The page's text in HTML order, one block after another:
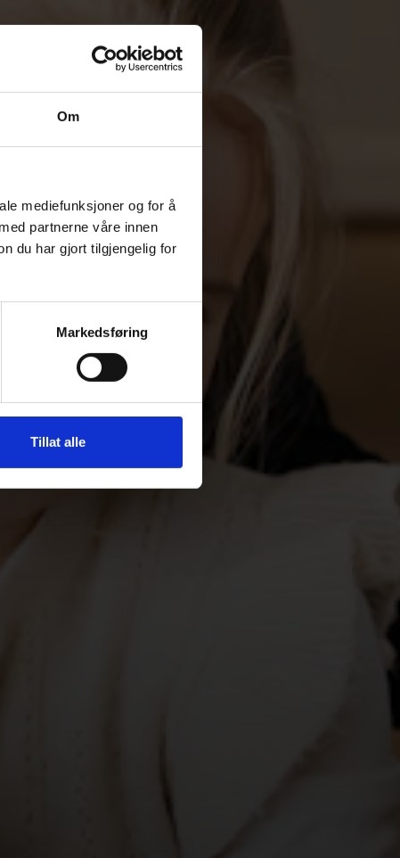
Om
mediefunksjoner og for å
partnerne våre innen
du har gjort tilgjengelig for
Markedsføring
Tillat alle